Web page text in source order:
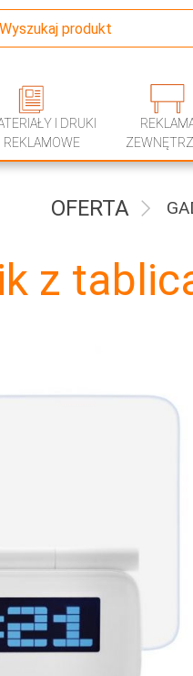
I DRUKI
REKLAMOWE
OFERTA
z